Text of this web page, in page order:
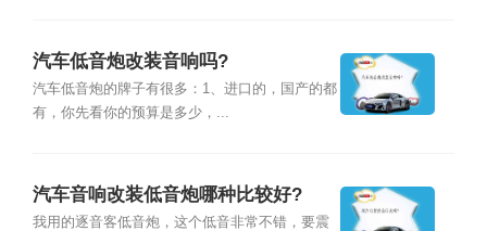
汽车低音炮改装音响吗?
汽车低音炮的牌子有很多：1、进口的，国产的都
有，你先看你的预算是多少，...
汽车音响改装低音炮哪种比较好?
我用的逐音客低音炮，这个低音非常不错，要震